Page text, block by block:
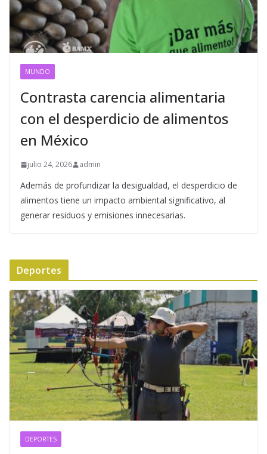
MUNDO
Contrasta carencia alimentaria
con el desperdicio de alimentos
en México
julio 24, 2026 admin
Además de profundizar la desigualdad, el desperdicio de
alimentos tiene un impacto ambiental significativo, al
generar residuos y emisiones innecesarias.
Deportes
DEPORTES